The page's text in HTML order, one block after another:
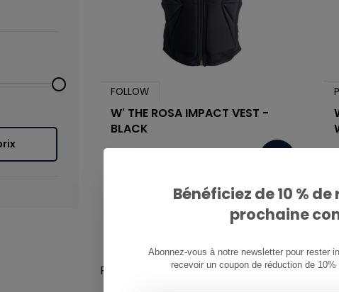
FOLLOW
W' THE ROSA IMPACT VEST -
BLACK
Page 1 de 1
Bénéficiez de 10 %
prochaine
Abonnez-vous à notre newsletter pour rester
recevoir un coupon de réduction de